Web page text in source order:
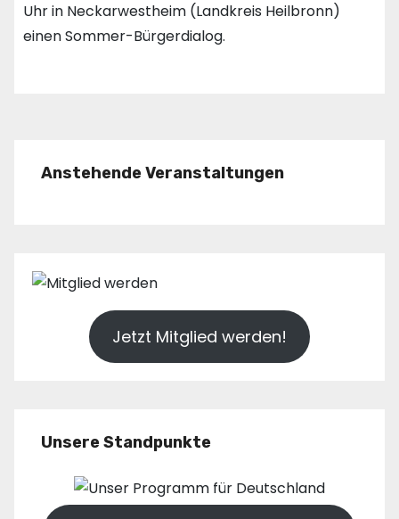
Uhr in Neckarwestheim (Landkreis Heilbronn)
einen Sommer-Bürgerdialog.
Anstehende Veranstaltungen
Jetzt Mitglied werden!
Unsere Standpunkte